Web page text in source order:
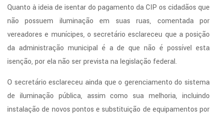
Quanto à ideia de isentar do pagamento da CIP os cidadãos que
não possuem iluminação em suas ruas, comentada por
vereadores e munícipes, o secretário esclareceu que a posição
da administração municipal é a de que não é possível esta
isenção, por ela não ser prevista na legislação federal.
O secretário esclareceu ainda que o gerenciamento do sistema
de iluminação pública, assim como sua melhoria, incluindo
instalação de novos pontos e substituição de equipamentos por